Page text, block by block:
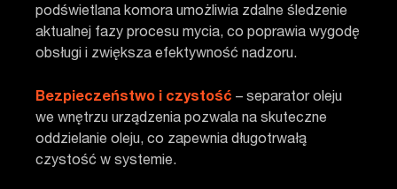
podświetlana komora umożliwia zdalne śledzenie
aktualnej fazy procesu mycia, co poprawia wygodę
obsługi i zwiększa efektywność nadzoru.
Bezpieczeństwo i czystość – separator oleju
we wnętrzu urządzenia pozwala na skuteczne
oddzielanie oleju, co zapewnia długotrwałą
czystość w systemie.